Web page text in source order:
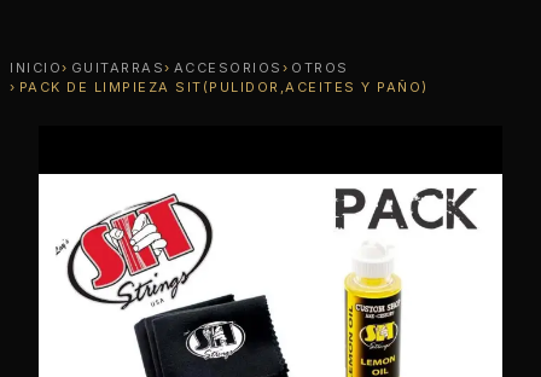
INICIO GUITARRAS ACCESORIOS
OTROS
PACK DE LIMPIEZA SIT(PULIDOR,ACEITES Y PAÑO)